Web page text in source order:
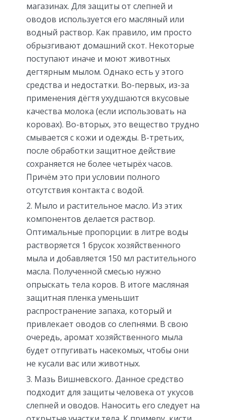
магазинах. Для защиты от слепней и
оводов используется его масляный или
водный раствор. Как правило, им просто
обрызгивают домашний скот. Некоторые
поступают иначе и моют животных
дегтярным мылом. Однако есть у этого
средства и недостатки. Во-первых, из-за
применения дёгтя ухудшаются вкусовые
качества молока (если использовать на
коровах). Во-вторых, это вещество трудно
смывается с кожи и одежды. В-третьих,
после обработки защитное действие
сохраняется не более четырёх часов.
Причём это при условии полного
отсутствия контакта с водой.
Мыло и растительное масло. Из этих
компонентов делается раствор.
Оптимальные пропорции: в литре воды
растворяется 1 брусок хозяйственного
мыла и добавляется 150 мл растительного
масла. Полученной смесью нужно
опрыскать тела коров. В итоге масляная
защитная пленка уменьшит
распространение запаха, который и
привлекает оводов со слепнями. В свою
очередь, аромат хозяйственного мыла
будет отпугивать насекомых, чтобы они
не кусали вас или животных.
Мазь Вишневского. Данное средство
подходит для защиты человека от укусов
слепней и оводов. Наносить его следует на